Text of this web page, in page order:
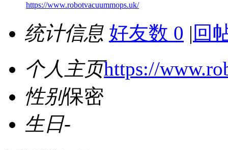
https://www.robotvacuummops.uk/
统计信息 好友数 0 | 回
个人主页https://
性别保密
生日-